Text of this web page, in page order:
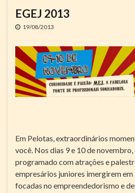
EGEJ 2013
19/08/2013
Em Pelotas, extraordinários
você. Nos dias 9 e 10 de novembro,
programado com atrações e
empresários juniores imergirem em
focadas no empreendedorismo e